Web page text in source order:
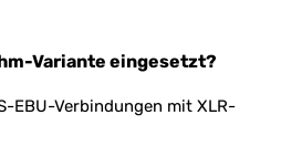
Variante eingesetzt?
EBU-Verbindungen mit XLR-